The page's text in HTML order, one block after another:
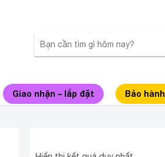
Giao nhận – lắp đặt Bảo